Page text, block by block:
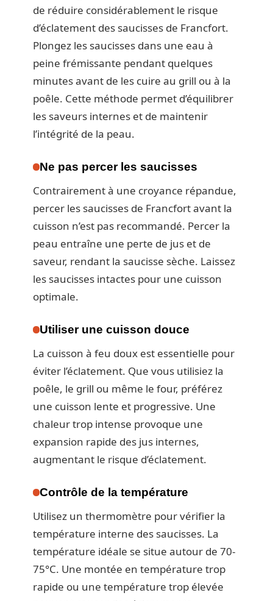
de réduire considérablement le risque
d’éclatement des saucisses de Francfort.
Plongez les saucisses dans une eau à
peine frémissante pendant quelques
minutes avant de les cuire au grill ou à la
poêle. Cette méthode permet d’équilibrer
les saveurs internes et de maintenir
l’intégrité de la peau.
Ne pas percer les saucisses
Contrairement à une croyance répandue,
percer les saucisses de Francfort avant la
cuisson n’est pas recommandé. Percer la
peau entraîne une perte de jus et de
saveur, rendant la saucisse sèche. Laissez
les saucisses intactes pour une cuisson
optimale.
Utiliser une cuisson douce
La cuisson à feu doux est essentielle pour
éviter l’éclatement. Que vous utilisiez la
poêle, le grill ou même le four, préférez
une cuisson lente et progressive. Une
chaleur trop intense provoque une
expansion rapide des jus internes,
augmentant le risque d’éclatement.
Contrôle de la température
Utilisez un thermomètre pour vérifier la
température interne des saucisses. La
température idéale se situe autour de 70-
75°C. Une montée en température trop
rapide ou une température trop élevée